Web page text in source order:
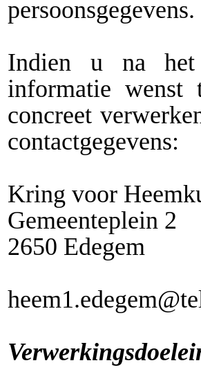
persoonsgegevens.
Indien u na het
informatie wenst
concreet
contactgegevens:
Kring voor
Gemeenteplein 2
2650 Edegem